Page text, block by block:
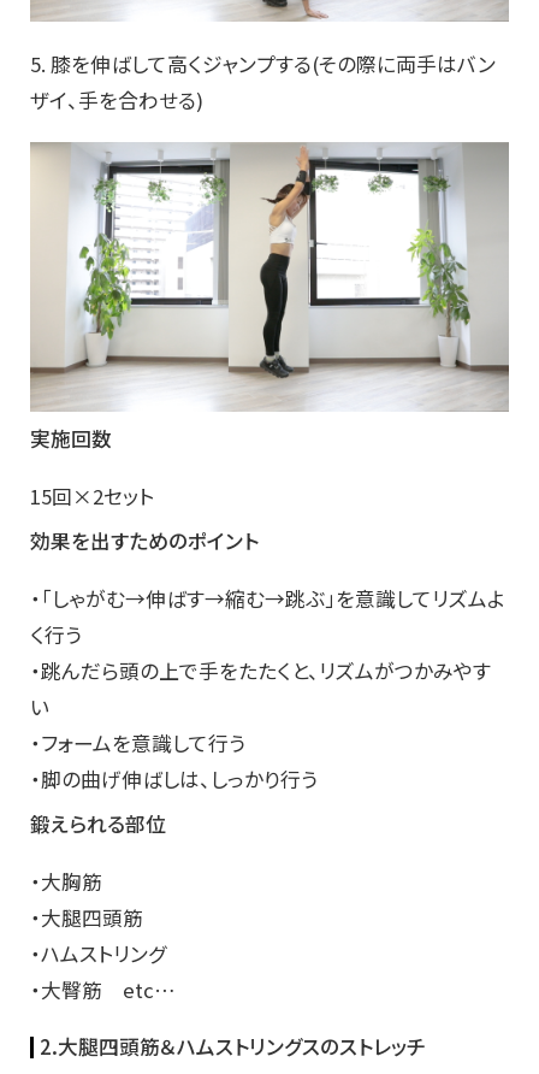
5. 膝を伸ばして高くジャンプする(その際に両手はバン
ザイ、手を合わせる)
実施回数
15回×2セット
効果を出すためのポイント
・「しゃがむ→伸ばす→縮む→跳ぶ」を意識してリズムよ
く行う
・跳んだら頭の上で手をたたくと、リズムがつかみやす
い
・フォームを意識して行う
・脚の曲げ伸ばしは、しっかり行う
鍛えられる部位
・大胸筋
・大腿四頭筋
・ハムストリング
・大臀筋 etc…
2.大腿四頭筋＆ハムストリングスのストレッチ